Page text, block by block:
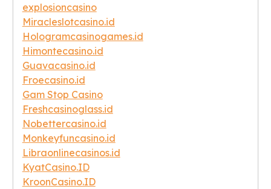
explosioncasino
Miracleslotcasino.id
Hologramcasinogames.id
Himontecasino.id
Guavacasino.id
Froecasino.id
Gam Stop Casino
Freshcasinoglass.id
Nobettercasino.id
Monkeyfuncasino.id
Libraonlinecasinos.id
KyatCasino.ID
KroonCasino.ID